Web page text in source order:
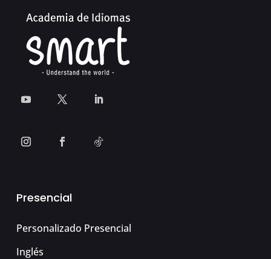
Presencial
Personalizado Presencial
Inglés